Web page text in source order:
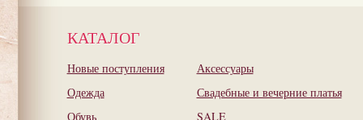
КАТАЛОГ
Новые поступления
Одежда
Обувь
Аксессуары
Свадебные и вечерние платья
SALE